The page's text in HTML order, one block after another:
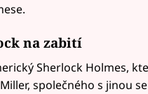
na zabití
Sherlock Holmes,
společného s jinou